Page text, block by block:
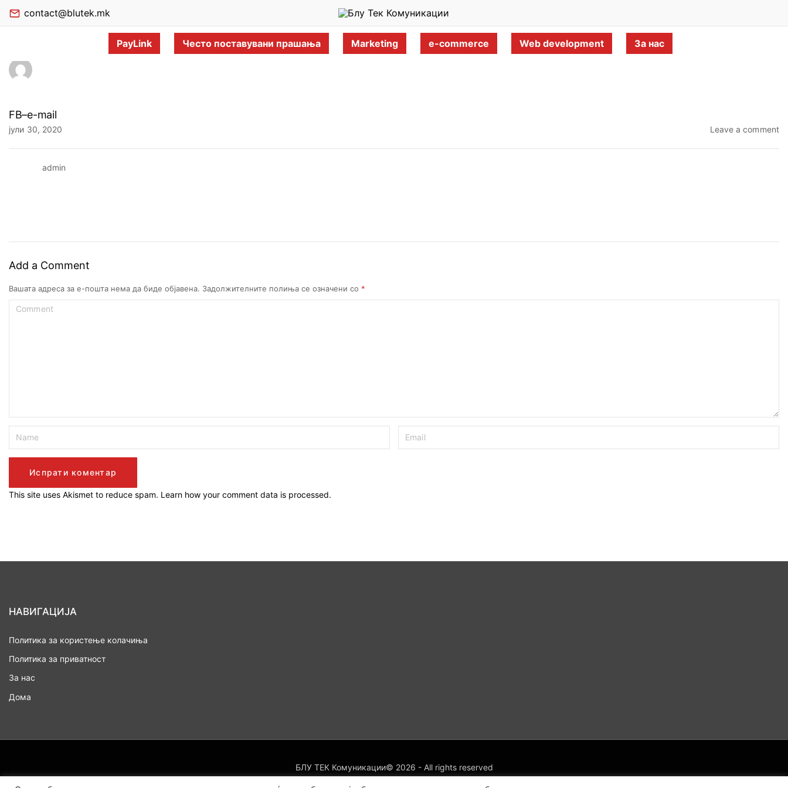
contact@blutek.mk
PayLink Често поставувани прашања Marketing e-commerce Web development За нас
FB–e-mail
јули 30, 2020 Leave a comment
admin
Add a Comment
Вашата адреса за е-пошта нема да биде објавена. Задолжителните полиња се означени со *
This site uses Akismet to reduce spam. Learn how your comment data is processed.
НАВИГАЦИЈА
Политика за користење колачиња
Политика за приватност
За нас
Дома
БЛУ ТЕК Комуникации© 2026 - All rights reserved